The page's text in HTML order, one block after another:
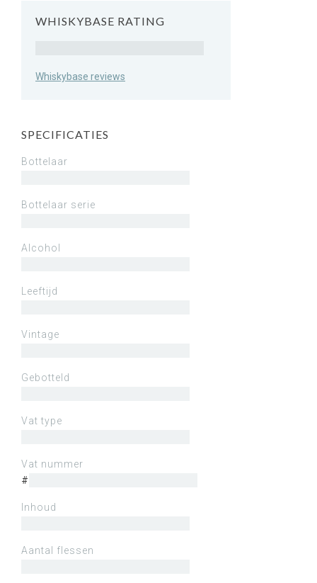
WHISKYBASE RATING
Whiskybase reviews
SPECIFICATIES
Bottelaar
Bottelaar serie
Alcohol
Leeftijd
Vintage
Gebotteld
Vat type
Vat nummer
#
Inhoud
Aantal flessen